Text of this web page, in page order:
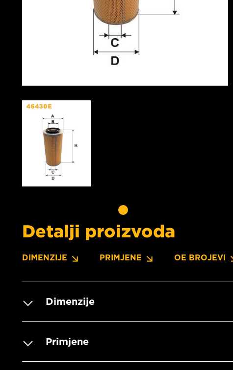
Detalji proizvoda
DIMENZIJE PRIMJENE OE BROJEVI
Dimenzije
Primjene